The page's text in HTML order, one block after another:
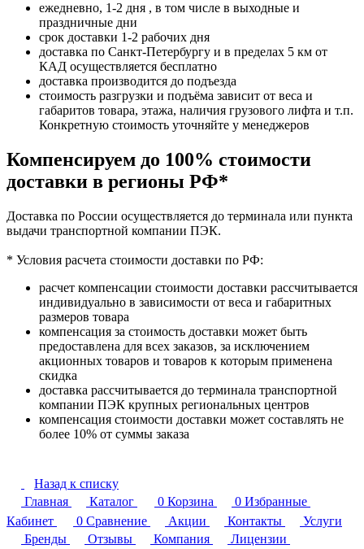
ежедневно, 1-2 дня , в том числе в выходные и
праздничные дни
срок доставки 1-2 рабочих дня
доставка по Санкт-Петербургу и в пределах 5 км от
КАД осуществляется бесплатно
доставка производится до подъезда
стоимость разгрузки и подъёма зависит от веса и
габаритов товара, этажа, наличия грузового лифта и т.п.
Конкретную стоимость уточняйте у менеджеров
Компенсируем до 100% стоимости
доставки в регионы РФ*
Доставка по России осуществляется до терминала или пункта
выдачи транспортной компании ПЭК.
* Условия расчета стоимости доставки по РФ:
расчет компенсации стоимости доставки рассчитывается
индивидуально в зависимости от веса и габаритных
размеров товара
компенсация за стоимость доставки может быть
предоставлена для всех заказов, за исключением
акционных товаров и товаров к которым применена
скидка
доставка рассчитывается до терминала транспортной
компании ПЭК крупных региональных центров
компенсация стоимости доставки может составлять не
более 10% от суммы заказа
Назад к списку
Главная
Каталог 0 Корзина 0 Избранные
Кабинет
0 Сравнение Акции Контакты
Услуги
Бренды
Отзывы Компания
Лицензии